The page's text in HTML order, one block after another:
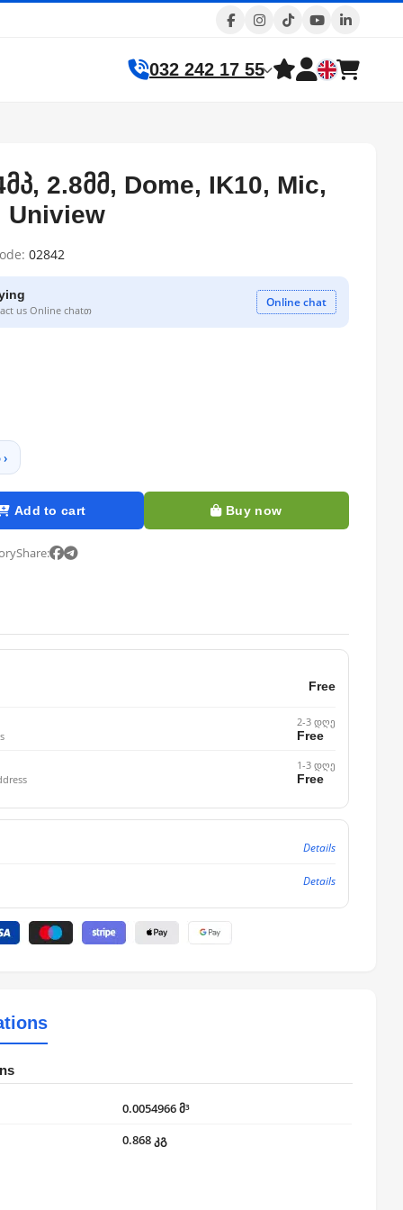
032 242 17 55
2.8მმ, Dome, IK10, Mic,
Uniview
02842
us Online chatთ
Online chat
Add to cart Buy now
Share:
Free
2-3 დღე
Free
1-3 დღე
Free
Details
Details
0.0054966 მ³
0.868 კგ